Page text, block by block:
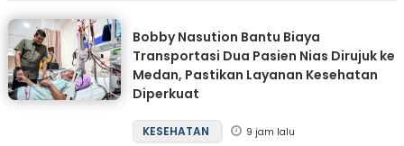
Bobby Nasution Bantu Biaya
Transportasi Dua Pasien Nias Dirujuk ke
Medan, Pastikan Layanan Kesehatan
Diperkuat
KESEHATAN 9 jam lalu